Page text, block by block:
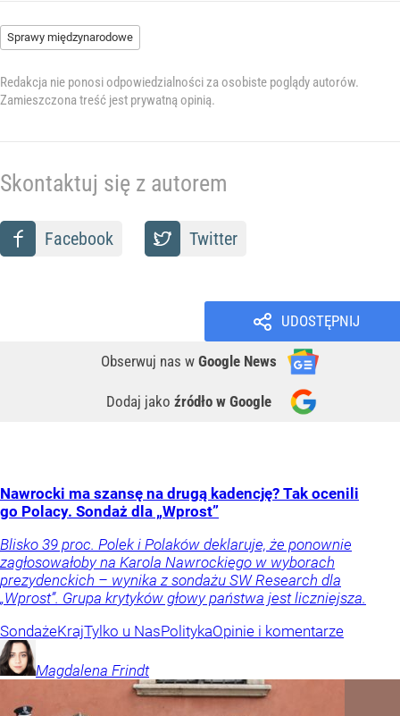
Sprawy międzynarodowe
Redakcja nie ponosi odpowiedzialności za osobiste poglądy autorów.
Zamieszczona treść jest prywatną opinią.
Skontaktuj się z autorem
Facebook Twitter
UDOSTĘPNIJ
Obserwuj nas w Google News
Dodaj jako źródło w Google
Nawrocki ma szansę na drugą kadencję? Tak ocenili
go Polacy. Sondaż dla „Wprost”
Blisko 39 proc. Polek i Polaków deklaruje, że ponownie
zagłosowałoby na Karola Nawrockiego w wyborach
prezydenckich – wynika z sondażu SW Research dla
„Wprost”. Grupa krytyków głowy państwa jest liczniejsza.
SondażeKrajTylko u NasPolitykaOpinie i komentarze
Magdalena Frindt